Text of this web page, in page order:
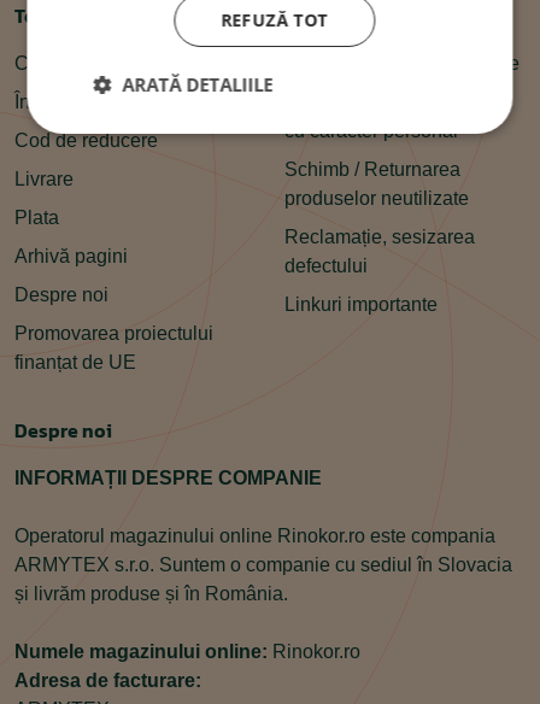
Totul despre cumpărături
Contact
Întrebări frecvente
Cod de reducere
Livrare
Plata
Arhivă pagini
Despre noi
Promovarea proiectului
finanțat de UE
Condiții
Termeni și condiții generale
cu caracter personal
Schimb / Returnarea
produselor neutilizate
Reclamație, sesizarea
defectului
Linkuri importante
Despre noi
INFORMAȚII DESPRE COMPANIE
Operatorul magazinului online Rinokor.ro este compania
ARMYTEX s.r.o. Suntem o companie cu sediul în Slovacia
și livrăm produse și în România.
Numele magazinului online: Rinokor.ro
Adresa de facturare:
REFUZĂ TOT
ARATĂ DETALIILE